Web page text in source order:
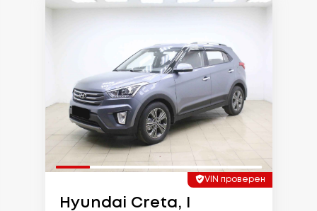
VIN проверен
Hyundai Creta, I